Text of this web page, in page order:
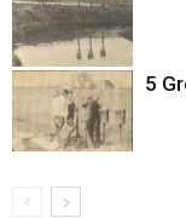
5